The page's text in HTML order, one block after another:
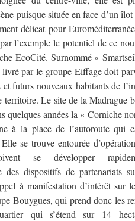
puisque située en face d’un
délicat pour
l’exemple le potentiel de ce
EcoCité. Surnommé «
par le groupe Eiffage doit
futurs nouveaux habitants de
territoire. Le site de la Madrague
quelques années la « Corniche
à la place de l’autoroute qui
se trouve entourée
se développer
des dispositifs de partenariats
à manifestation d’intérêt sur
Bouygues, qui prend donc les
qui s’étend sur 14